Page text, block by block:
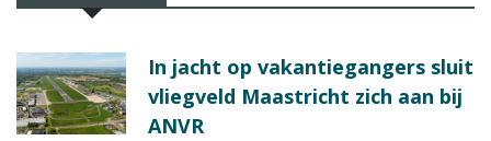
In jacht op vakantiegangers sluit
vliegveld Maastricht zich aan bij
ANVR